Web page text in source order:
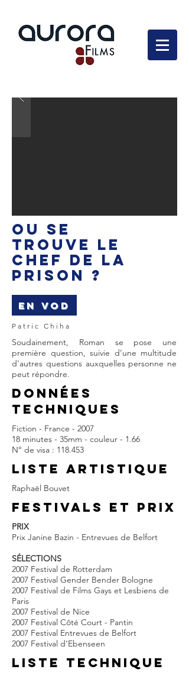
OU SE
TROUVE LE
CHEF DE LA
PRISON ?
EN VOD
Patric Chiha
Soudainement, Roman se pose une
première question, suivie d’une multitude
d’autres questions auxquelles personne ne
peut répondre.
DONNÉES
TECHNIQUES
Fiction - France - 2007
18 minutes - 35mm - couleur - 1.66
N° de visa : 118.453
LISTE ARTISTIQUE
Raphaël Bouvet
FESTIVALS et prix
PRIX
Prix Janine Bazin - Entrevues de Belfort
SÉLECTIONS
2007 Festival de Rotterdam
2007 Festival Gender Bender Bologne
2007 Festival de Films Gays et Lesbiens de
Paris
2007 Festival de Nice
2007 Festival Côté Court - Pantin
2007 Festival Entrevues de Belfort
2007 Festival d’Ebenseen
liste techniQUE